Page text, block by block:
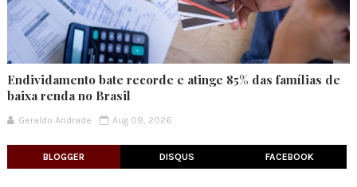
Endividamento bate recorde e atinge 85% das famílias de
baixa renda no Brasil
Geraldo Andrade Aug 09, 2026
BLOGGER DISQUS FACEBOOK